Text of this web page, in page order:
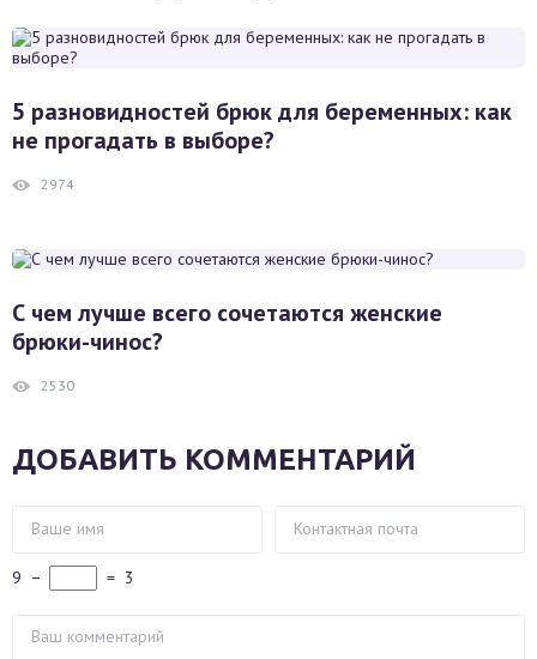
5 разновидностей брюк для беременных: как
не прогадать в выборе?
2974
С чем лучше всего сочетаются женские
брюки-чинос?
2530
ДОБАВИТЬ КОММЕНТАРИЙ
9 − = 3